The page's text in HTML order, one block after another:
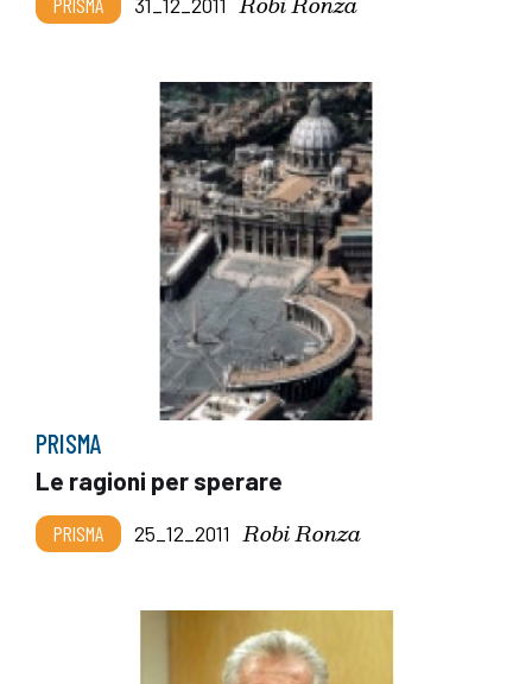
PRISMA
Le ragioni per sperare
PRISMA 25_12_2011 Robi Ronza